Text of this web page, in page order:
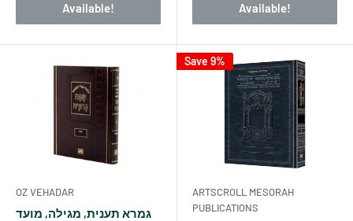
Available! Available!
OZ VEHADAR
גמרא תענית, מגילה, מועד
Save 9%
ARTSCROLL MESORAH
PUBLICATIONS